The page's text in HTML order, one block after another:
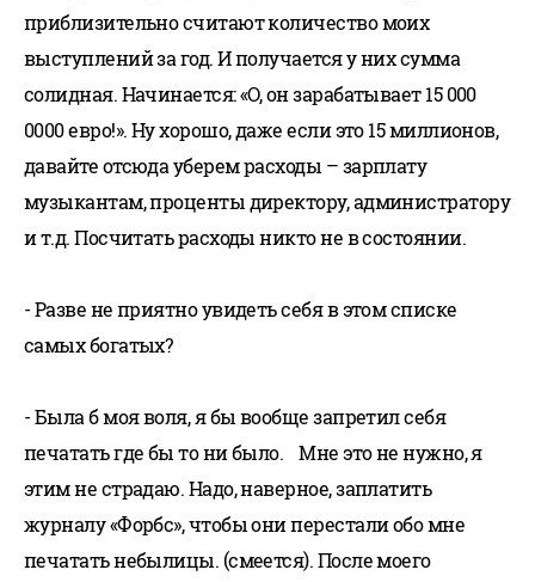
приблизительно считают количество моих
выступлений за год. И получается у них сумма
солидная. Начинается: «О, он зарабатывает 15 000
0000 евро!». Ну хорошо, даже если это 15 миллионов,
давайте отсюда уберем расходы – зарплату
музыкантам, проценты директору, администратору
и т.д. Посчитать расходы никто не в состоянии.
- Разве не приятно увидеть себя в этом списке
самых богатых?
- Была б моя воля, я бы вообще запретил себя
печатать где бы то ни было. Мне это не нужно, я
этим не страдаю. Надо, наверное, заплатить
журналу «Форбс», чтобы они перестали обо мне
печатать небылицы. (смеется). После моего